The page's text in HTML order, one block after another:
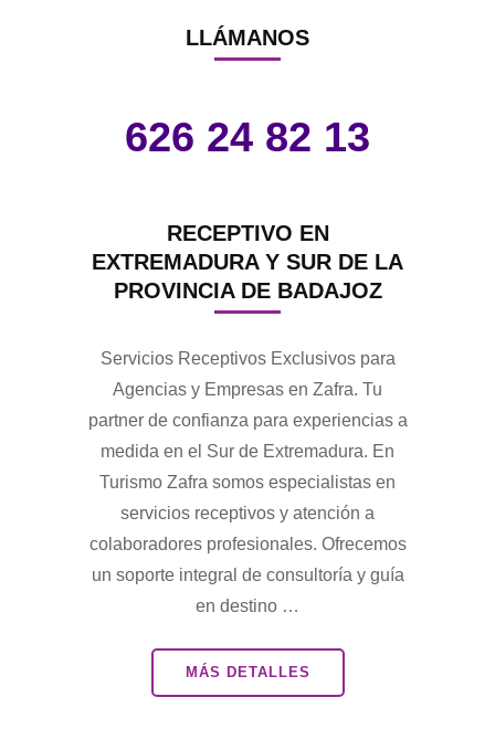
LLÁMANOS
626 24 82 13
RECEPTIVO EN
EXTREMADURA Y SUR DE LA
PROVINCIA DE BADAJOZ
Servicios Receptivos Exclusivos para
Agencias y Empresas en Zafra. Tu
partner de confianza para experiencias a
medida en el Sur de Extremadura. En
Turismo Zafra somos especialistas en
servicios receptivos y atención a
colaboradores profesionales. Ofrecemos
un soporte integral de consultoría y guía
en destino …
MÁS DETALLES